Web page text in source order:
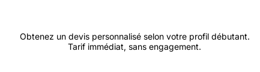
Obtenez un devis personnalisé selon votre profil débutant.
Tarif immédiat, sans engagement.